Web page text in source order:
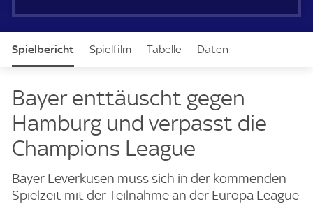
t
e
Spielbericht Spielfilm Tabelle Daten
Bayer enttäuscht gegen
Hamburg und verpasst die
Champions League
Bayer Leverkusen muss sich in der kommenden
Spielzeit mit der Teilnahme an der Europa League